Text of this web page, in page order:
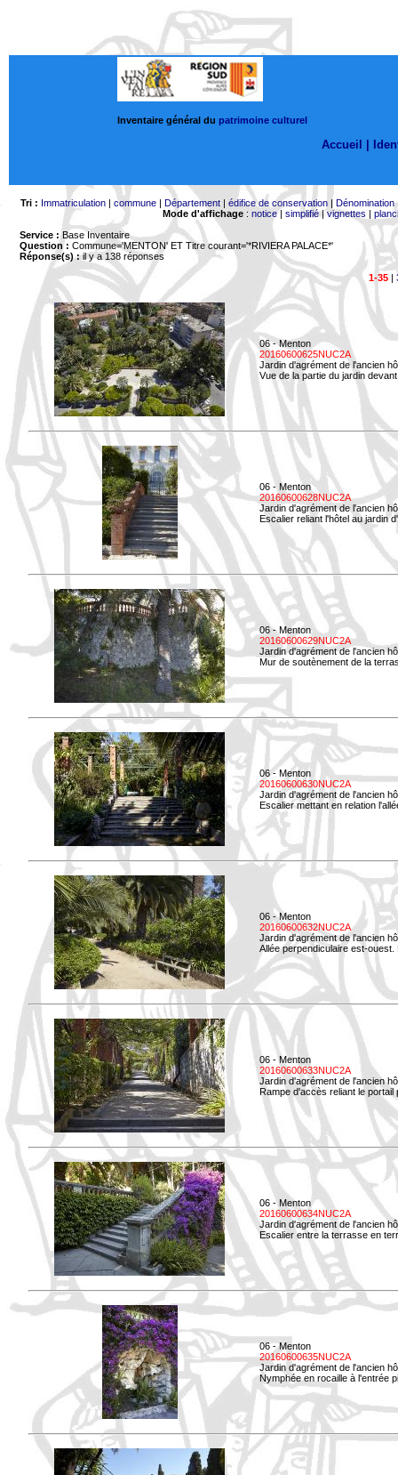
Inventaire général du patrimoine culturel
Accueil |
Tri : Immatriculation| commune| Département| édifice de conservation| Dénomination
Mode d'affichage: notice| simplifié|vignettes |
Service : Base Inventaire
Question : Commune='MENTON' ET Titre courant='*RIVIERA PALACE*'
Réponse(s) :il y a 138 réponses
1-35|
06 - Menton
20160600625NUC2A
Jardin d'agrément de l'ancien
Vue de la partie du jardin
06 - Menton
20160600628NUC2A
Jardin d'agrément de l'ancien
Escalier reliant l'hôtel au jardin
06 - Menton
20160600629NUC2A
Jardin d'agrément de l'ancien
Mur de soutènement de la
06 - Menton
20160600630NUC2A
Jardin d'agrément de l'ancien
Escalier mettant en relation
06 - Menton
20160600632NUC2A
Jardin d'agrément de l'ancien
Allée perpendiculaire est-ouest.
06 - Menton
20160600633NUC2A
Jardin d'agrément de l'ancien
Rampe d'accès reliant le portail
06 - Menton
20160600634NUC2A
Jardin d'agrément de l'ancien
Escalier entre la terrasse en
06 - Menton
20160600635NUC2A
Jardin d'agrément de l'ancien
Nymphée en rocaille à l'entrée